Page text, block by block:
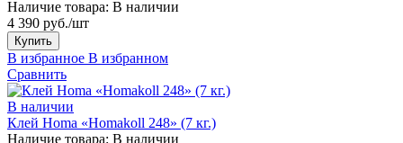
Наличие товара: В наличии
4 390 руб./шт
Купить
В избранное В избранном
Сравнить
В наличии
Клей Homa «Homakoll 248» (7 кг.)
Наличие товара: В наличии